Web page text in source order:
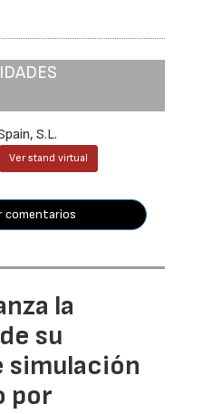
S.L.
Ver stand virtual
comentarios
la
su
por